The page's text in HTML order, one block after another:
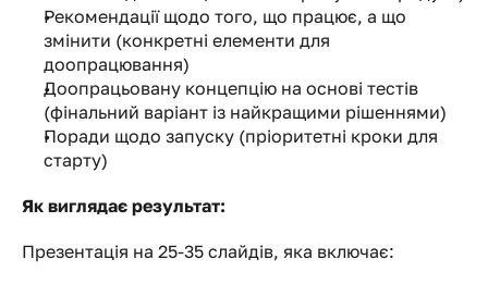
Рекомендації щодо того, що працює, а що
змінити (конкретні елементи для
доопрацювання)
Доопрацьовану концепцію на основі тестів
(фінальний варіант із найкращими рішеннями)
Поради щодо запуску (пріоритетні кроки для
старту)
Як виглядає результат:
Презентація на 25-35 слайдів, яка включає: